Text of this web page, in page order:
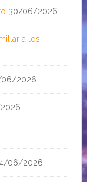
30/06/2026
a los
06/2026
06/2026